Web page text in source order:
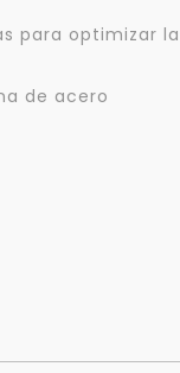
para optimizar la
de acero